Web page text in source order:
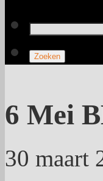
6 Mei
30 maart